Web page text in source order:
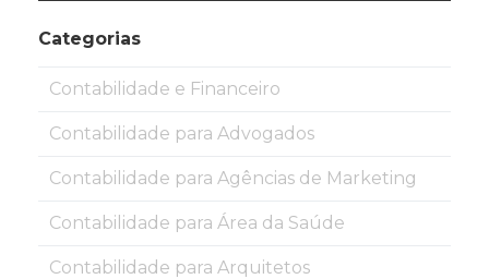
Categorias
Contabilidade e Financeiro
Contabilidade para Advogados
Contabilidade para Agências de Marketing
Contabilidade para Área da Saúde
Contabilidade para Arquitetos